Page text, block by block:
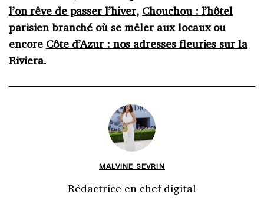
l’on rêve de passer l’hiver, Chouchou : l’hôtel
parisien branché où se mêler aux locauxou
encore Côte d’Azur : nos adresses fleuries sur la
Riviera.
MALVINE SEVRIN
Rédactrice en chef digital